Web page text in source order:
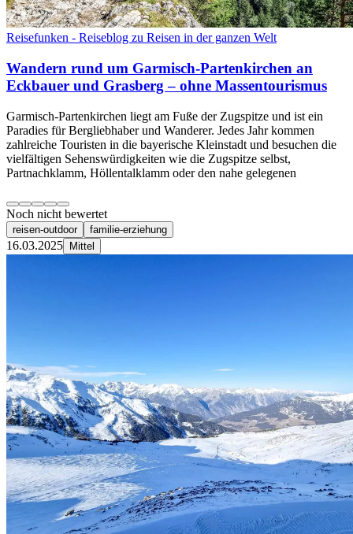
Reisefunken - Reiseblog zu Reisen in der ganzen Welt
Wandern rund um Garmisch-Partenkirchen an
Eckbauer und Grasberg – ohne Massentourismus
Garmisch-Partenkirchen liegt am Fuße der Zugspitze und ist ein
Paradies für Bergliebhaber und Wanderer. Jedes Jahr kommen
zahlreiche Touristen in die bayerische Kleinstadt und besuchen die
vielfältigen Sehenswürdigkeiten wie die Zugspitze selbst,
Partnachklamm, Höllentalklamm oder den nahe gelegenen
Noch nicht bewertet
reisen-outdoor familie-erziehung
16.03.2025 Mittel